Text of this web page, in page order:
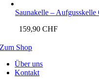
Saunakelle – Aufgusskelle
159,90CHF
Zum Shop
Über uns
Kontakt